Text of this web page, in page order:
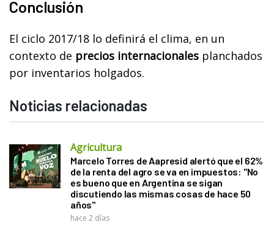
Conclusión
El ciclo 2017/18 lo definirá el clima, en un
contexto de precios internacionales planchados
por inventarios holgados.
Noticias relacionadas
Agricultura
Marcelo Torres de Aapresid alertó que el 62%
de la renta del agro se va en impuestos: "No
es bueno que en Argentina se sigan
discutiendo las mismas cosas de hace 50
años"
hace 2 días